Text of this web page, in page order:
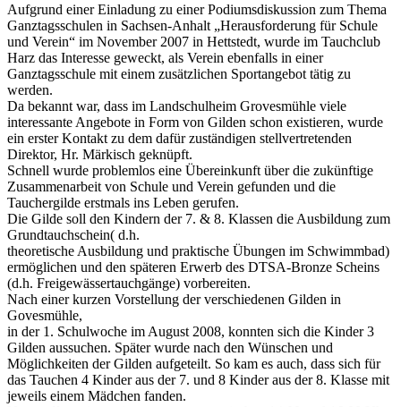
Aufgrund einer Einladung zu einer Podiumsdiskussion zum Thema
Ganztagsschulen in Sachsen-Anhalt „Herausforderung für Schule
und Verein“ im November 2007 in Hettstedt, wurde im Tauchclub
Harz das Interesse geweckt, als Verein ebenfalls in einer
Ganztagsschule mit einem zusätzlichen Sportangebot tätig zu
werden.
Da bekannt war, dass im Landschulheim Grovesmühle viele
interessante Angebote in Form von Gilden schon existieren, wurde
ein erster Kontakt zu dem dafür zuständigen stellvertretenden
Direktor, Hr. Märkisch geknüpft.
Schnell wurde problemlos eine Übereinkunft über die zukünftige
Zusammenarbeit von Schule und Verein gefunden und die
Tauchergilde erstmals ins Leben gerufen.
Die Gilde soll den Kindern der 7. & 8. Klassen die Ausbildung zum
Grundtauchschein( d.h.
theoretische Ausbildung und praktische Übungen im Schwimmbad)
ermöglichen und den späteren Erwerb des DTSA-Bronze Scheins
(d.h. Freigewässertauchgänge) vorbereiten.
Nach einer kurzen Vorstellung der verschiedenen Gilden in
Govesmühle,
in der 1. Schulwoche im August 2008, konnten sich die Kinder 3
Gilden aussuchen. Später wurde nach den Wünschen und
Möglichkeiten der Gilden aufgeteilt. So kam es auch, dass sich für
das Tauchen 4 Kinder aus der 7. und 8 Kinder aus der 8. Klasse mit
jeweils einem Mädchen fanden.